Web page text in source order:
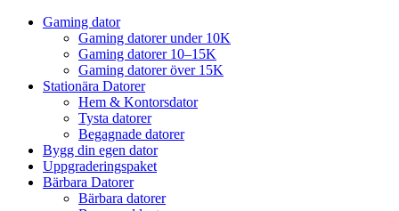
Gaming dator
Gaming datorer under 10K
Gaming datorer 10–15K
Gaming datorer över 15K
Stationära Datorer
Hem & Kontorsdator
Tysta datorer
Begagnade datorer
Bygg din egen dator
Uppgraderingspaket
Bärbara Datorer
Bärbara datorer